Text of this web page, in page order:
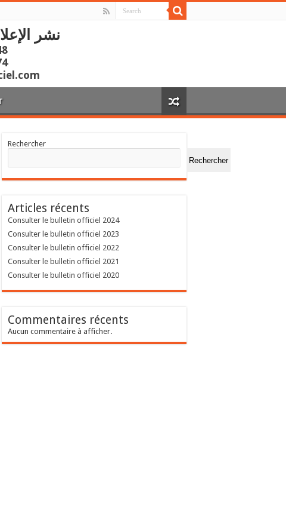
نشر
Rechercher
Rechercher
Articles récents
Consulter le bulletin officiel 2024
Consulter le bulletin officiel 2023
Consulter le bulletin officiel 2022
Consulter le bulletin officiel 2021
Consulter le bulletin officiel 2020
Commentaires récents
Aucun commentaire à afficher.